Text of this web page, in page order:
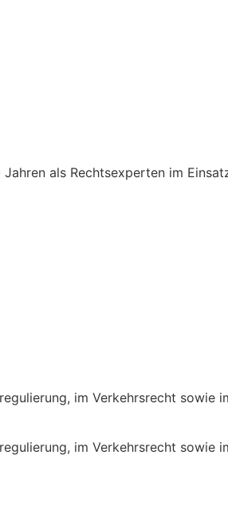
Jahren als Rechtsexperten im
im Verkehrsrecht
im Verkehrsrecht